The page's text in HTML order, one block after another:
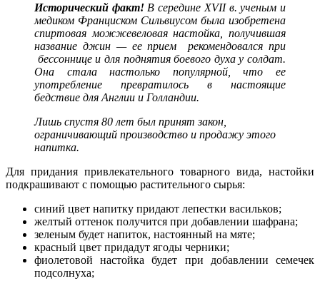
Исторический факт!В середине ХVII в. ученым и
медиком Франциском Сильвиусом была изобретена
спиртовая можжевеловая настойка, получившая
название джин — ее прием рекомендовался при
бессоннице и для поднятия боевого духа у солдат.
Она стала настолько популярной, что ее
употребление превратилось в настоящие
бедствие для Англии и Голландии.
Лишь спустя 80 лет был принят закон,
ограничивающий производство и продажу этого
напитка.
Для придания привлекательного товарного вида, настойки
подкрашивают с помощью растительного сырья:
синий цвет напитку придают лепестки васильков;
желтый оттенок получится при добавлении шафрана;
зеленым будет напиток, настоянный на мяте;
красный цвет придадут ягоды черники;
фиолетовой настойка будет при добавлении семечек
подсолнуха;